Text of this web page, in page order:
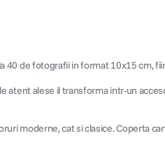
de fotografii in format 10x15 cm,
alese il transforma intr-un
moderne, cat si clasice. Coperta